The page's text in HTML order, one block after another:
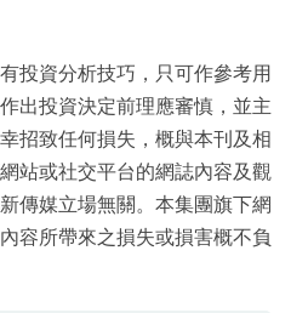
投資分析技巧，只可作參考用
出投資決定前理應審慎，並主
招致任何損失，概與本刊及相
站或社交平台的網誌內容及觀
傳媒立場無關。本集團旗下網
容所帶來之損失或損害概不負